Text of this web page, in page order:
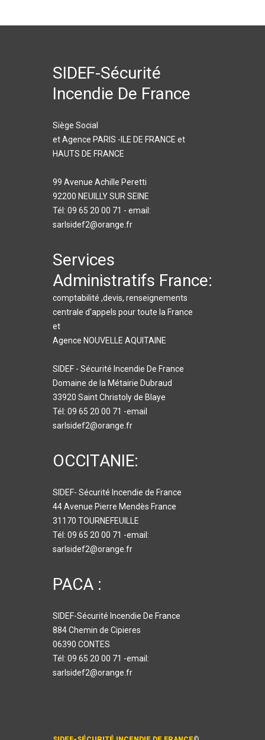
SIDEF-Sécurité
Incendie De France
Siège Social
et Agence PARIS -ILE DE FRANCE et
HAUTS DE FRANCE
99 Avenue Achille Peretti
92200 NEUILLY SUR SEINE
Tél: 09 65 20 00 71 - email:
sarlsidef2@orange.fr
Services
Administratifs France:
comptabilité ,devis, renseignements
centrale d'appels pour toute la France
et
Agence NOUVELLE AQUITAINE
SIDEF - Sécurité Incendie De France
Domaine de la Métairie Dubraud
33920 Saint Christoly de Blaye
Tél: 09 65 20 00 71 -email
sarlsidef2@orange.fr
OCCITANIE:
SIDEF- Sécurité Incendie de France
44 Avenue Pierre Mendès France
31170 TOURNEFEUILLE
Tél: 09 65 20 00 71 -email:
sarlsidef2@orange.fr
PACA :
SIDEF-Sécurité Incendie De France
884 Chemin de Cipieres
06390 CONTES
Tél: 09 65 20 00 71 -email:
sarlsidef2@orange.fr